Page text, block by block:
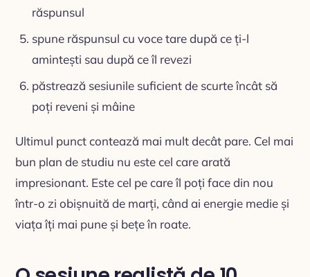
răspunsul
spune răspunsul cu voce tare după ce ți-l
amintești sau după ce îl revezi
păstrează sesiunile suficient de scurte încât să
poți reveni și mâine
Ultimul punct contează mai mult decât pare. Cel mai
bun plan de studiu nu este cel care arată
impresionant. Este cel pe care îl poți face din nou
într-o zi obișnuită de marți, când ai energie medie și
viața îți mai pune și bețe în roate.